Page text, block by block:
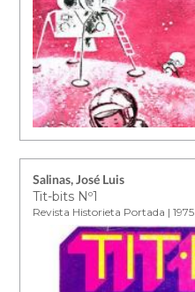
Salinas, José Luis
Tit-bits Nº1
Revista Historieta Portada | 1975